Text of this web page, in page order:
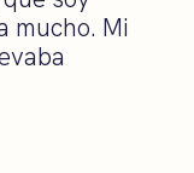
mucho. Mi